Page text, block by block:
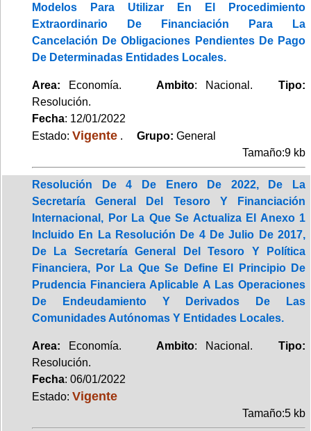
Modelos Para Utilizar En El Procedimiento
Extraordinario De Financiación Para La
Cancelación De Obligaciones Pendientes De Pago
De Determinadas Entidades Locales.
Area: Economía. Ambito: Nacional.Tipo:
Resolución.
Fecha: 12/01/2022
Estado: Vigente . Grupo: General
Tamaño:9 kb
Resolución De 4 De Enero De 2022, De La
Secretaría General Del Tesoro Y Financiación
Internacional, Por La Que Se Actualiza El Anexo 1
Incluido En La Resolución De 4 De Julio De 2017,
De La Secretaría General Del Tesoro Y Política
Financiera, Por La Que Se Define El Principio De
Prudencia Financiera Aplicable A Las Operaciones
De Endeudamiento Y Derivados De Las
Comunidades Autónomas Y Entidades Locales.
Area: Economía. Ambito: Nacional.Tipo:
Resolución.
Fecha: 06/01/2022
Estado: Vigente
Tamaño:5 kb